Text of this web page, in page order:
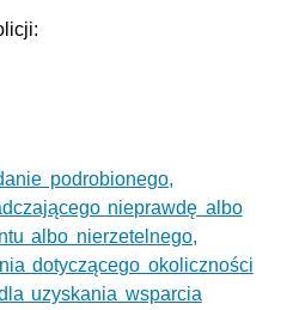
podrobionego,
nieprawdę albo
albo nierzetelnego,
dotyczącego okoliczności
uzyskania wsparcia